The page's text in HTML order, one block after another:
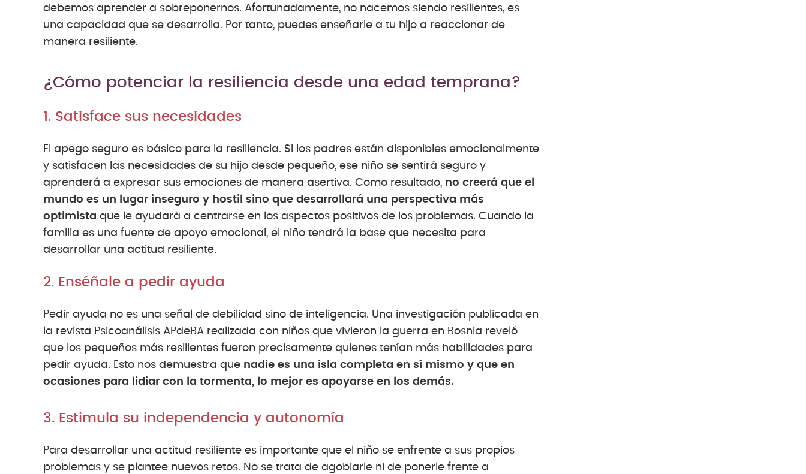
debemos aprender a sobreponernos. Afortunadamente, no nacemos siendo resilientes, es
una capacidad que se desarrolla. Por tanto, puedes enseñarle a tu hijo a reaccionar de
manera resiliente.
¿Cómo potenciar la resiliencia desde una edad temprana?
1. Satisface sus necesidades
El apego seguro es básico para la resiliencia. Si los padres están disponibles emocionalmente
y satisfacen las necesidades de su hijo desde pequeño, ese niño se sentirá seguro y
aprenderá a expresar sus emociones de manera asertiva. Como resultado, no creerá que el
mundo es un lugar inseguro y hostil sino que desarrollará una perspectiva más
optimista que le ayudará a centrarse en los aspectos positivos de los problemas. Cuando la
familia es una fuente de apoyo emocional, el niño tendrá la base que necesita para
desarrollar una actitud resiliente.
2. Enséñale a pedir ayuda
Pedir ayuda no es una señal de debilidad sino de inteligencia. Una investigación publicada en
la revista Psicoanálisis APdeBA realizada con niños que vivieron la guerra en Bosnia reveló
que los pequeños más resilientes fueron precisamente quienes tenían más habilidades para
pedir ayuda. Esto nos demuestra que nadie es una isla completa en sí mismo y que en
ocasiones para lidiar con la tormenta, lo mejor es apoyarse en los demás.
3. Estimula su independencia y autonomía
Para desarrollar una actitud resiliente es importante que el niño se enfrente a sus propios
problemas y se plantee nuevos retos. No se trata de agobiarle ni de ponerle frente a